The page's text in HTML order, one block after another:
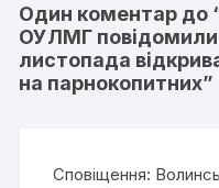
Один коментар до
ОУЛМГ повідомили
листопада
на парнокопитних”
Сповіщення: